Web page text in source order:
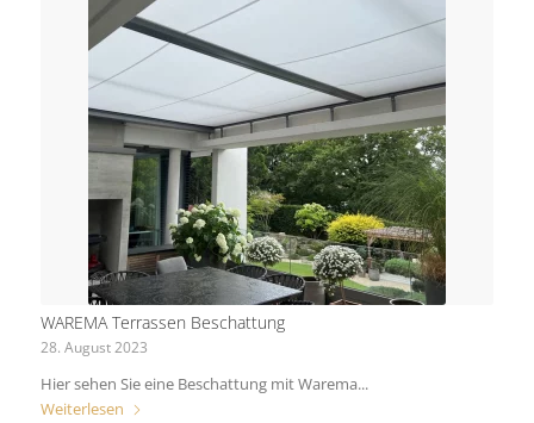
WAREMA Terrassen Beschattung
28. August 2023
Hier sehen Sie eine Beschattung mit Warema...
Weiterlesen